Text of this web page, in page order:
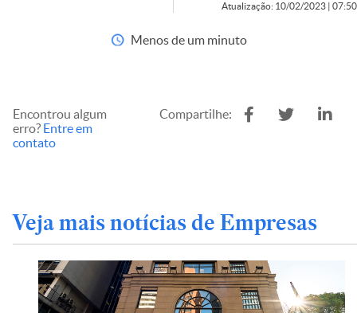
Atualização: 10/02/2023 | 07:50
Menos de um minuto
Encontrou algum
erro? Entre em
contato
Compartilhe:
Veja mais notícias de Empresas